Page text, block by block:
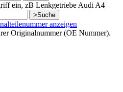
ein, zB Lenkgetriebe Audi A4
>Suche
anzeigen
Originalnummer (OE Nummer).